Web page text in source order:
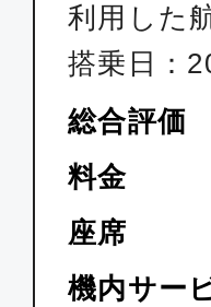
利用した
搭乗日：
総合評価
料金
座席
機内サー